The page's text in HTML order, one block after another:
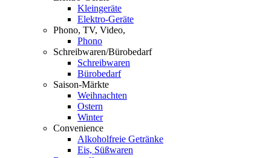
Kleingeräte
Elektro-Geräte
Phono, TV, Video,
Phono
Schreibwaren/Bürobedarf
Schreibwaren
Bürobedarf
Saison-Märkte
Weihnachten
Ostern
Winter
Convenience
Alkoholfreie Getränke
Eis, Süßwaren